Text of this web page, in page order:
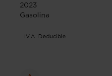
2023
Gasolina
I.V.A. Deducible